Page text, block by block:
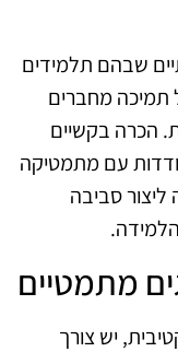
שבהם תלמידים
תמיכה מחברים
הכרה בקשיים
עם מתמטיקה
ליצור סביבה
מתמטיים
יש צורך